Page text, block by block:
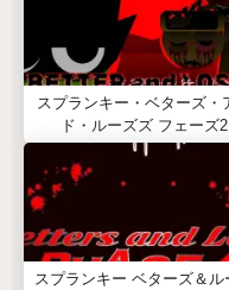
スプランキー・ベターズ・
ド・ルーズズ フェーズ2
スプランキー ベターズ＆ル